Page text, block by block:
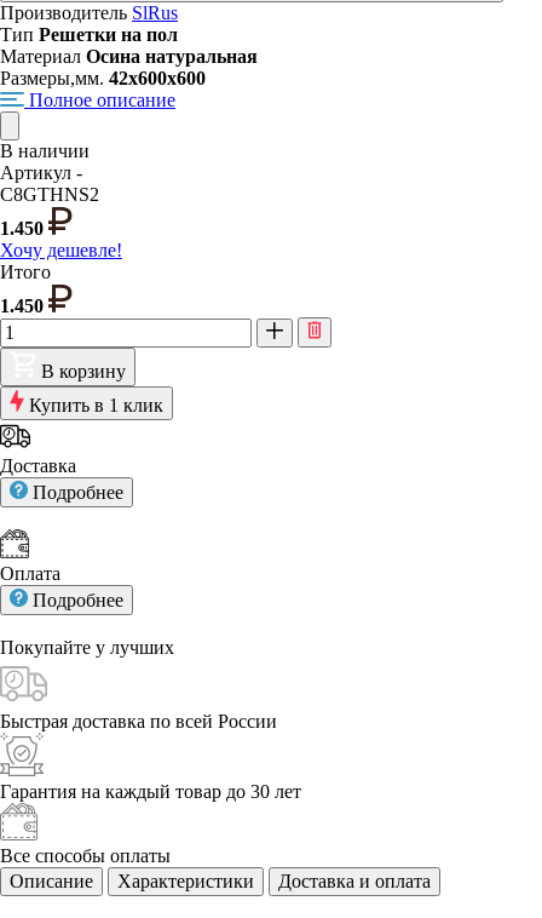
Производитель SlRus
Тип Решетки на пол
Материал Осина натуральная
Размеры,мм. 42х600х600
Полное описание
В наличии
Артикул -
C8GTHNS2
1.450
Хочу дешевле!
Итого
1.450
В корзину
Купить в 1 клик
Доставка
Подробнее
Оплата
Подробнее
Покупайте у лучших
Быстрая доставка по всей России
Гарантия на каждый товар до 30 лет
Все способы оплаты
Описание
Характеристики Доставка и оплата